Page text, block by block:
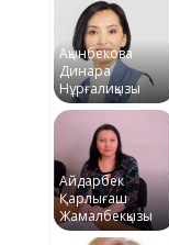
Ақынбекова
Динара
Нұрғалиқызы
Айдарбек
Қарлығаш
Жамалбекқызы